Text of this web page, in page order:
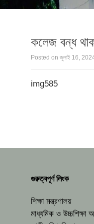
কলেজ বন্ধ
Posted on জুলাই 16,
img585
গুরুত্বপূর্ণ লিংক
শিক্ষা মন্ত্রণালয়
মাধ্যমিক ও উচ্চশিক্ষা